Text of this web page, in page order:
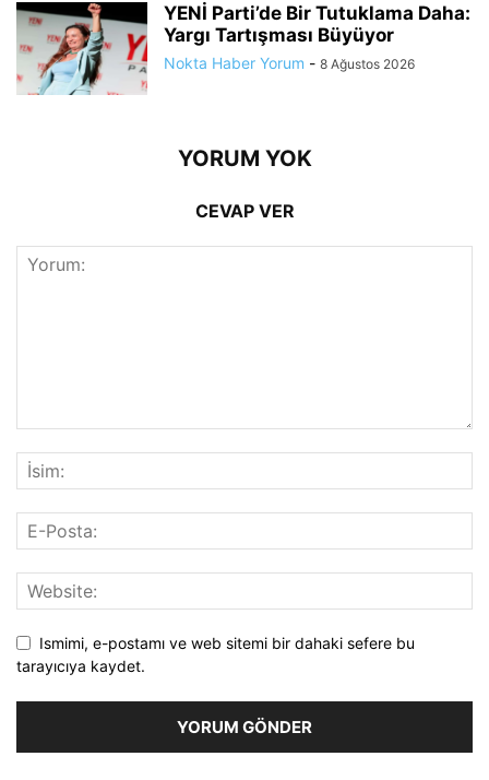
YENİ Parti’de Bir Tutuklama Daha:
Yargı Tartışması Büyüyor
Nokta Haber Yorum - 8 Ağustos 2026
YORUM YOK
CEVAP VER
Ismimi, e-postamı ve web sitemi bir dahaki sefere bu
tarayıcıya kaydet.